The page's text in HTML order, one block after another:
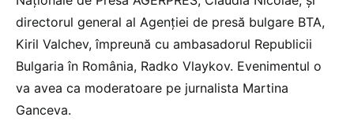
directorul general al Agenției de presă bulgare BTA,
Kiril Valchev, împreună cu ambasadorul Republicii
Bulgaria în România, Radko Vlaykov. Evenimentul o
va avea ca moderatoare pe jurnalista Martina
Ganceva.